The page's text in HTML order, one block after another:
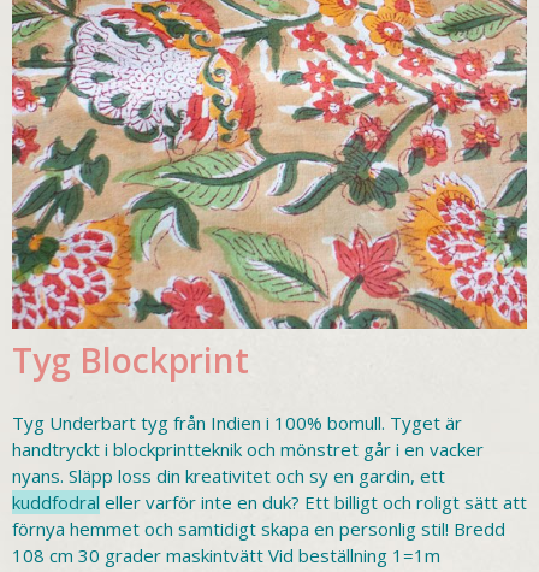
Tyg Blockprint
Tyg Underbart tyg från Indien i 100% bomull. Tyget är
handtryckt i blockprintteknik och mönstret går i en vacker
nyans. Släpp loss din kreativitet och sy en gardin, ett
kuddfodral eller varför inte en duk? Ett billigt och roligt sätt att
förnya hemmet och samtidigt skapa en personlig stil! Bredd
108 cm 30 grader maskintvätt Vid beställning 1=1m